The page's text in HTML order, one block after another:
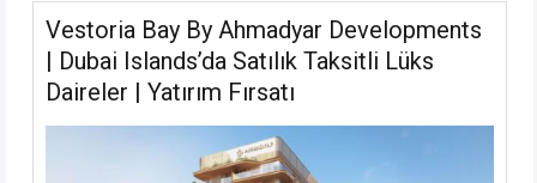
Vestoria Bay By Ahmadyar Developments
| Dubai Islands’da Satılık Taksitli Lüks
Daireler | Yatırım Fırsatı